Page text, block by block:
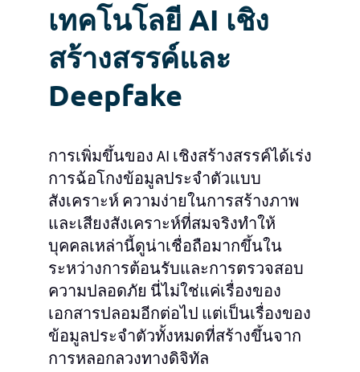
เทคโนโลยี AI เชิง
สร้างสรรค์และ
Deepfake
การเพิ่มขึ้นของ AI เชิงสร้างสรรค์ได้เร่ง
การฉ้อโกงข้อมูลประจำตัวแบบ
สังเคราะห์ ความง่ายในการสร้างภาพ
และเสียงสังเคราะห์ที่สมจริงทำให้
บุคคลเหล่านี้ดูน่าเชื่อถือมากขึ้นใน
ระหว่างการต้อนรับและการตรวจสอบ
ความปลอดภัย นี่ไม่ใช่แค่เรื่องของ
เอกสารปลอมอีกต่อไป แต่เป็นเรื่องของ
ข้อมูลประจำตัวทั้งหมดที่สร้างขึ้นจาก
การหลอกลวงทางดิจิทัล